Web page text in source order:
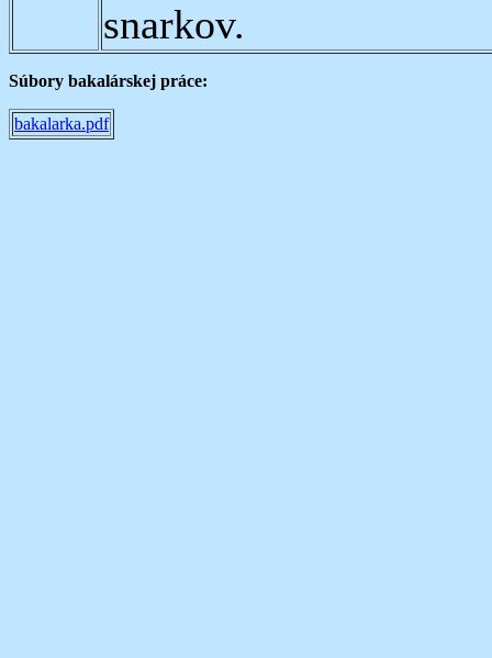
snarkov.
Súbory bakalárskej práce:
bakalarka.pdf